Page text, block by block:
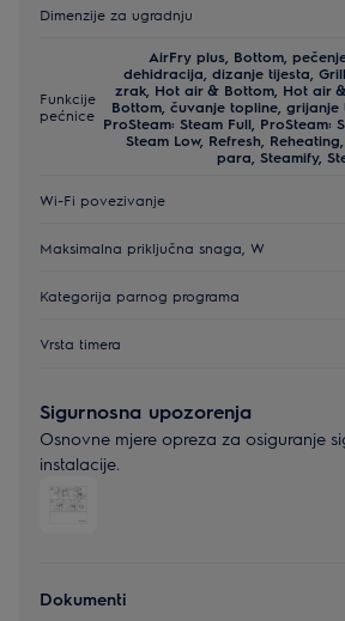
Dimenzije za ugradnju
Funkcije
pećnice
AirFry plus, Bottom,
dehidracija, dizanje tijesta,
zrak, Hot air & Bottom, Hot air
Bottom, čuvanje topline, grijanje
ProSteam: Steam Full, ProSteam:
Steam Low, Refresh,
para, Steamify,
Wi-Fi povezivanje
Maksimalna priključna snaga, W
Kategorija parnog programa
Vrsta timera
Sigurnosna upozorenja
Osnovne mjere opreza za osiguranje
instalacije.
Dokumenti